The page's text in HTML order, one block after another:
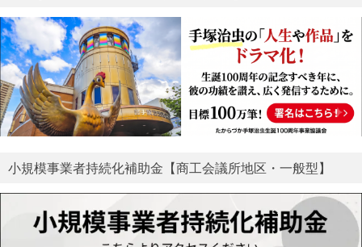
小規模事業者持続化補助金【商工会議所地区・一般型】